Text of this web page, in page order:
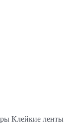
Клейкие ленты